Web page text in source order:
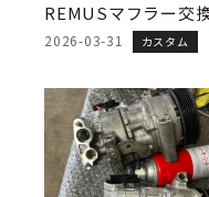
REMUSマフラー交
2026-03-31 カスタム